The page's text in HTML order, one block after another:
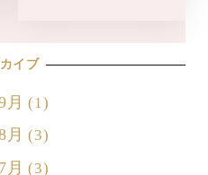
イブ
月 (1)
月 (3)
月 (3)